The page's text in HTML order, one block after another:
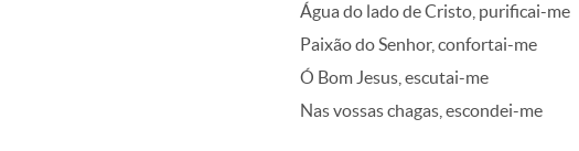
Água do lado de Cristo, purificai-me
Paixão do Senhor, confortai-me
Ó Bom Jesus, escutai-me
Nas vossas chagas, escondei-me